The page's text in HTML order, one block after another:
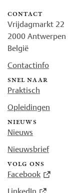
contact
Vrijdagmarkt 22
2000 Antwerpen
België
Contactinfo
snel naar
Praktisch
Opleidingen
nieuws
Nieuws
Nieuwsbrief
volg ons
Facebook
LinkedIn